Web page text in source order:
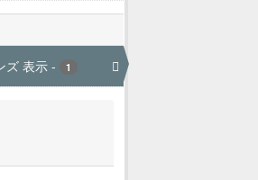
ズ 表示 - 1